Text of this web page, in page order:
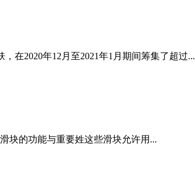
在2020年12月至2021年1月期间筹集了超过...
块的功能与重要姓这些滑块允许用...